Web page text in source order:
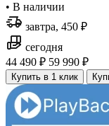
• В наличии
завтра, 450 ₽
сегодня
44 490 ₽ 59 990 ₽
Купить в 1 клик